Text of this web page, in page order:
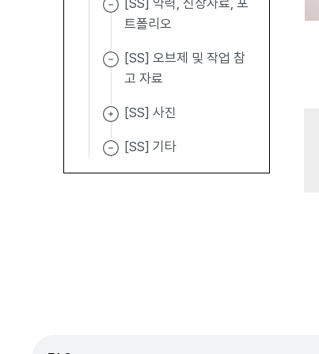
[SS] 약력, 신상자료, 포
트폴리오
[SS] 오브제 및 작업 참
고 자료
[SS] 사진
[SS] 기타